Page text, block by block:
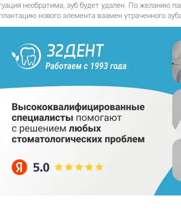
необратима, зуб будет удален. По желанию
нового элемента взамен утраченного